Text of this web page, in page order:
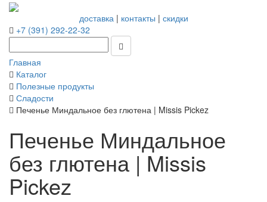
доставка| контакты | скидки
+7 (391) 292-22-32
Главная
Каталог
Полезные продукты
Сладости
Печенье Миндальное без глютена | Missis Pickez
Печенье Миндальное
без глютена | Missis
Pickez